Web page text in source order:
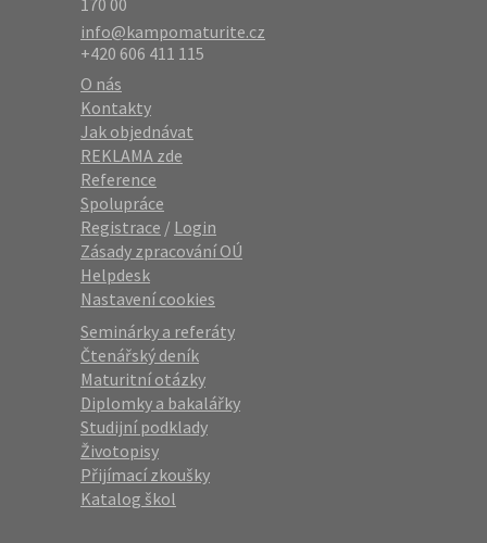
170 00
info@kampomaturite.cz
+420 606 411 115
O nás
Kontakty
Jak objednávat
REKLAMA zde
Reference
Spolupráce
Registrace / Login
Zásady zpracování OÚ
Helpdesk
Nastavení cookies
Seminárky a referáty
Čtenářský deník
Maturitní otázky
Diplomky a bakalářky
Studijní podklady
Životopisy
Přijímací zkoušky
Katalog škol